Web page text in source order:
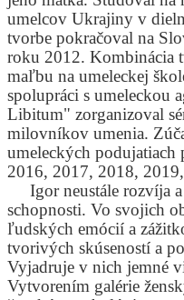
umelcov Ukrajiny v
tvorbe pokračoval na
roku 2012. Kombinácia
maľbu na umeleckej
spolupráci s umeleckou
Libitum" zorganizoval
milovníkov umenia.
umeleckých podujatiach
2016, 2017, 2018,
Igor neustále rozvíja
schopnosti. Vo svojich
ľudských emócií a
tvorivých skúseností a
Vyjadruje v nich jemné
Vytvorením galérie